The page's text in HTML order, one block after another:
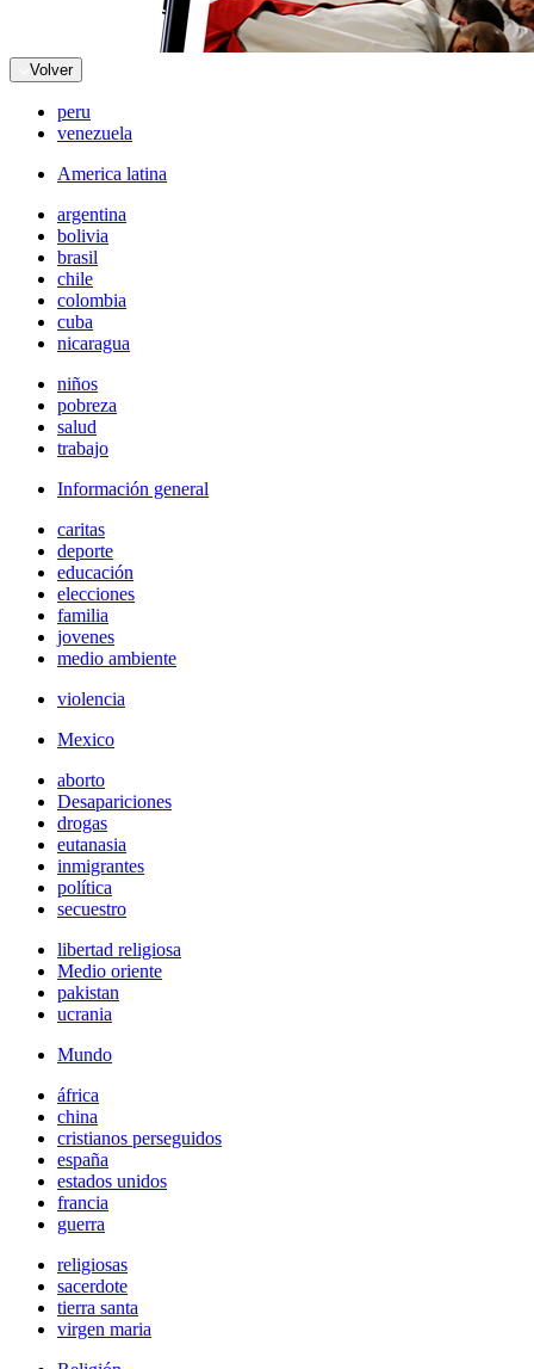
Volver
peru
venezuela
America latina
argentina
bolivia
brasil
chile
colombia
cuba
nicaragua
niños
pobreza
salud
trabajo
Información general
caritas
deporte
educación
elecciones
familia
jovenes
medio ambiente
violencia
Mexico
aborto
Desapariciones
drogas
eutanasia
inmigrantes
política
secuestro
libertad religiosa
Medio oriente
pakistan
ucrania
Mundo
áfrica
china
cristianos perseguidos
españa
estados unidos
francia
guerra
religiosas
sacerdote
tierra santa
virgen maria